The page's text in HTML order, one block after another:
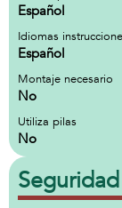
Español
Idiomas
Español
Montaje necesario
No
Utiliza pilas
No